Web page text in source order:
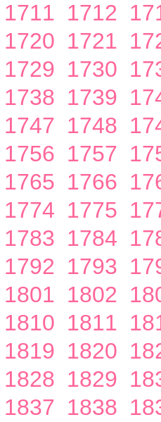
1711 1712
1720 1721
1729 1730
1738 1739
1747 1748
1756 1757
1765 1766
1774 1775
1783 1784
1792 1793
1801 1802
1810 1811
1819 1820
1828 1829
1837 1838